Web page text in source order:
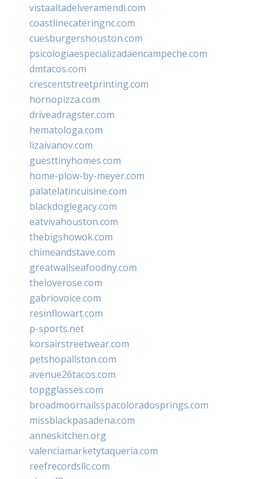
vistaaltadelveramendi.com
coastlinecateringnc.com
cuesburgershouston.com
psicologiaespecializadaencampeche.com
dmtacos.com
crescentstreetprinting.com
hornopizza.com
driveadragster.com
hematologa.com
lizaivanov.com
guesttinyhomes.com
home-plow-by-meyer.com
palatelatincuisine.com
blackdoglegacy.com
eatvivahouston.com
thebigshowok.com
chimeandstave.com
greatwallseafoodny.com
theloverose.com
gabriovoice.com
resinflowart.com
p-sports.net
korsairstreetwear.com
petshopallston.com
avenue26tacos.com
topgglasses.com
broadmoornailsspacoloradosprings.com
missblackpasadena.com
anneskitchen.org
valenciamarketytaqueria.com
reefrecordsllc.com